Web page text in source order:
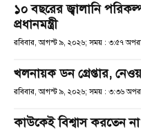
১০ বছরের জ্বালানি
প্রধানমন্ত্রী
রবিবার, আগস্ট ৯, ২০২৬; সময় : ৩:৫৭
খলনায়ক ডন গ্রেপ্তার,
রবিবার, আগস্ট ৯, ২০২৬; সময় : ৩:৩৬
কাউকেই বিশ্বাস করতেন